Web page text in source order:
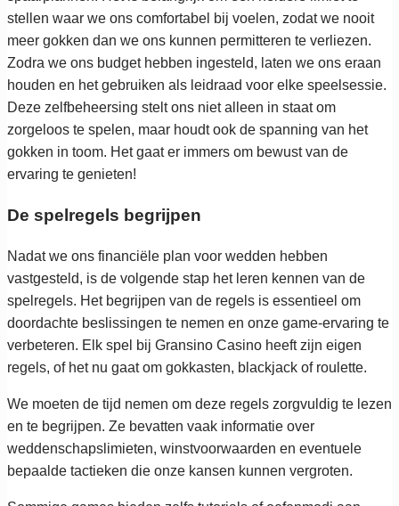
stellen waar we ons comfortabel bij voelen, zodat we nooit
meer gokken dan we ons kunnen permitteren te verliezen.
Zodra we ons budget hebben ingesteld, laten we ons eraan
houden en het gebruiken als leidraad voor elke speelsessie.
Deze zelfbeheersing stelt ons niet alleen in staat om
zorgeloos te spelen, maar houdt ook de spanning van het
gokken in toom. Het gaat er immers om bewust van de
ervaring te genieten!
De spelregels begrijpen
Nadat we ons financiële plan voor wedden hebben
vastgesteld, is de volgende stap het leren kennen van de
spelregels. Het begrijpen van de regels is essentieel om
doordachte beslissingen te nemen en onze game-ervaring te
verbeteren. Elk spel bij Gransino Casino heeft zijn eigen
regels, of het nu gaat om gokkasten, blackjack of roulette.
We moeten de tijd nemen om deze regels zorgvuldig te lezen
en te begrijpen. Ze bevatten vaak informatie over
weddenschapslimieten, winstvoorwaarden en eventuele
bepaalde tactieken die onze kansen kunnen vergroten.